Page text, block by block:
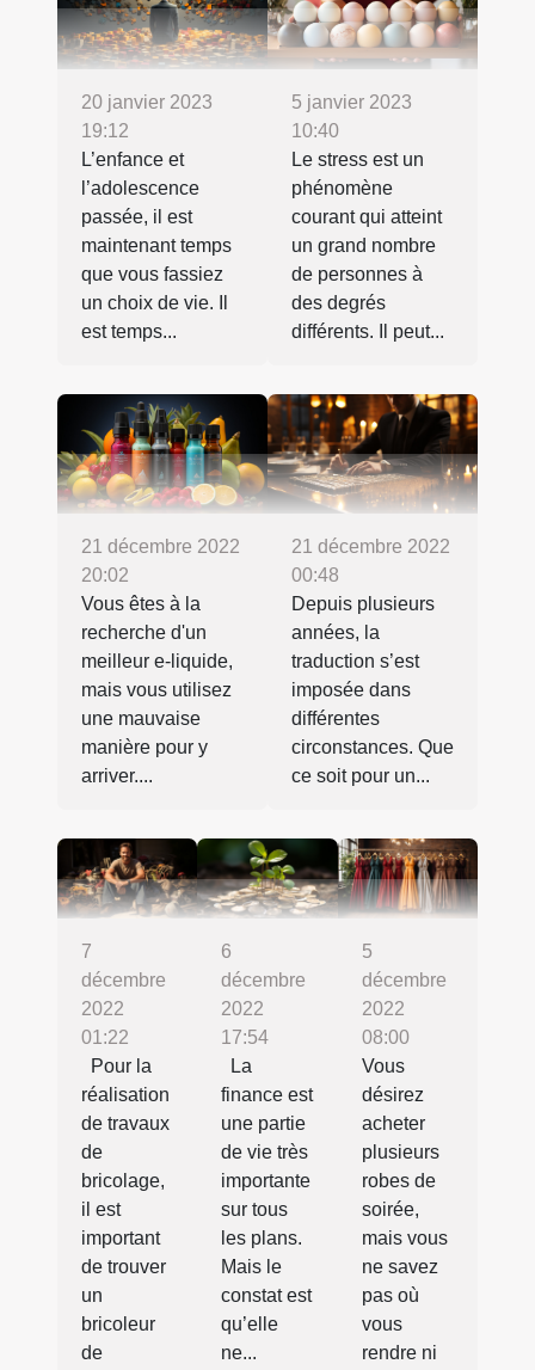
20 janvier 2023
19:12
L’enfance et
l’adolescence
passée, il est
maintenant temps
que vous fassiez
un choix de vie. Il
est temps...
5 janvier 2023
10:40
Le stress est un
phénomène
courant qui atteint
un grand nombre
de personnes à
des degrés
différents. Il peut...
21 décembre 2022
20:02
Vous êtes à la
recherche d'un
meilleur e-liquide,
mais vous utilisez
une mauvaise
manière pour y
arriver....
21 décembre 2022
00:48
Depuis plusieurs
années, la
traduction s’est
imposée dans
différentes
circonstances. Que
ce soit pour un...
7
décembre
2022
01:22
Pour la
réalisation
de travaux
de
bricolage,
il est
important
de trouver
un
bricoleur
de
6
décembre
2022
17:54
La
finance est
une partie
de vie très
importante
sur tous
les plans.
Mais le
constat est
qu’elle
ne...
5
décembre
2022
08:00
Vous
désirez
acheter
plusieurs
robes de
soirée,
mais vous
ne savez
pas où
vous
rendre ni